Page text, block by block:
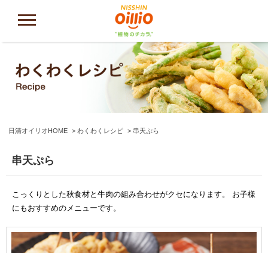
日清オイリオHOME わくわくレシピ 串天ぷら
串天ぷら
こっくりとした秋食材と牛肉の組み合わせがクセになります。 お子様
にもおすすめのメニューです。